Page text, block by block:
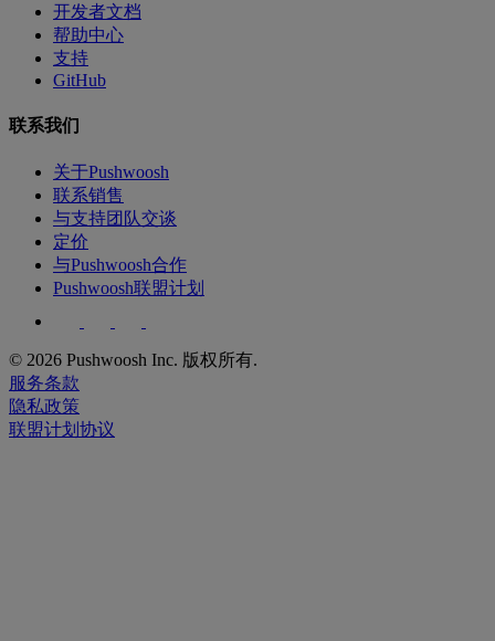
开发者文档
帮助中心
支持
GitHub
联系我们
关于Pushwoosh
联系销售
与支持团队交谈
定价
与Pushwoosh合作
Pushwoosh联盟计划
© 2026 Pushwoosh Inc. 版权所有.
服务条款
隐私政策
联盟计划协议